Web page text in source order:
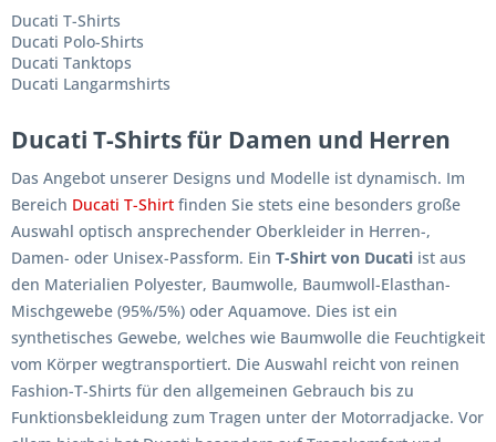
Ducati T-Shirts
Ducati Polo-Shirts
Ducati Tanktops
Ducati Langarmshirts
Ducati T-Shirts für Damen und Herren
Das Angebot unserer Designs und Modelle ist dynamisch. Im
Bereich Ducati T-Shirt finden Sie stets eine besonders große
Auswahl optisch ansprechender Oberkleider in Herren-,
Damen- oder Unisex-Passform. Ein T-Shirt von Ducati ist aus
den Materialien Polyester, Baumwolle, Baumwoll-Elasthan-
Mischgewebe (95%/5%) oder Aquamove. Dies ist ein
synthetisches Gewebe, welches wie Baumwolle die Feuchtigkeit
vom Körper wegtransportiert. Die Auswahl reicht von reinen
Fashion-T-Shirts für den allgemeinen Gebrauch bis zu
Funktionsbekleidung zum Tragen unter der Motorradjacke. Vor